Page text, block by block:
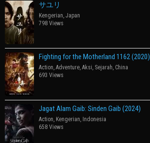
サユリ
Kengerian, Japan
798 Views
Fighting for the Motherland 1162 (2020)
Action, Adventure, Aksi, Sejarah, China
693 Views
Jagat Alam Gaib: Sinden Gaib (2024)
Action, Kengerian, Indonesia
658 Views